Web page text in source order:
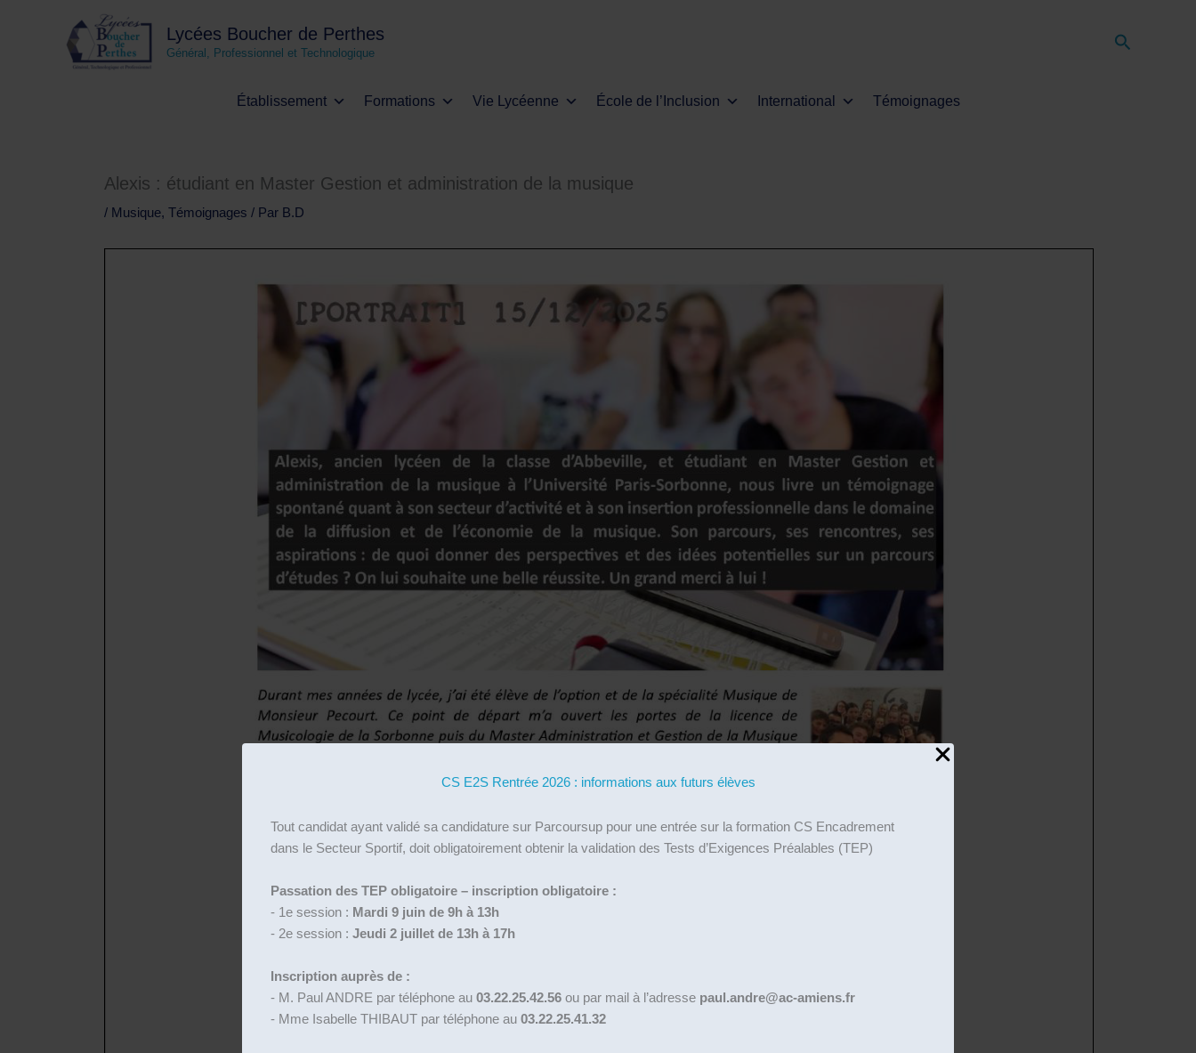
CS E2S Rentrée 2026 : informations aux futurs élèves
Tout candidat ayant validé sa candidature sur Parcoursup pour une entrée sur la formation CS Encadrement
dans le Secteur Sportif, doit obligatoirement obtenir la validation des Tests d’Exigences Préalables (TEP)
Passation des TEP obligatoire – inscription obligatoire :
- 1e session : Mardi 9 juin de 9h à 13h
- 2e session : Jeudi 2 juillet de 13h à 17h
Inscription auprès de :
- M. Paul ANDRE par téléphone au 03.22.25.42.56 ou par mail à l’adresse paul.andre@ac-amiens.fr
- Mme Isabelle THIBAUT par téléphone au 03.22.25.41.32
Lycées Boucher de Perthes
Général, Professionnel et Technologique
Établissement Formations Vie Lycéenne École de l’Inclusion International Témoignages
Alexis : étudiant en Master Gestion et administration de la musique
/ Musique, Témoignages / Par B.D